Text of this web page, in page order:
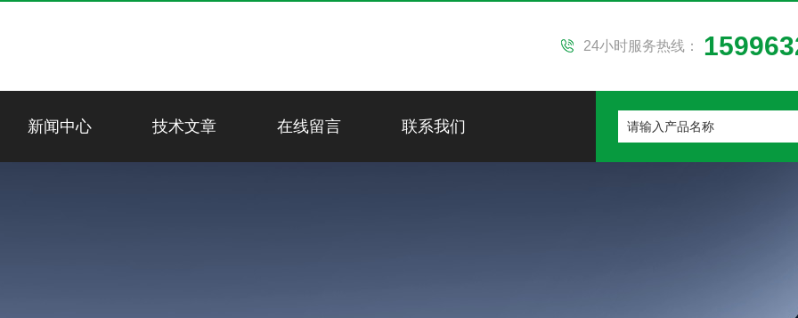
24小时服务热线：
新闻中心 技术文章 在线留言 联系我们